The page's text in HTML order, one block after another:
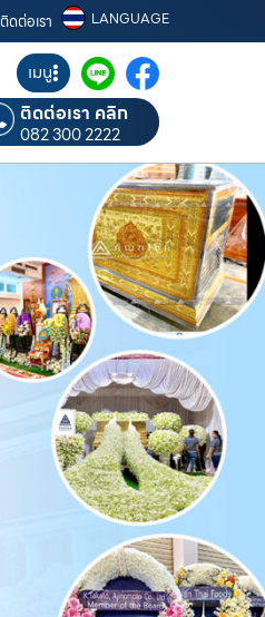
ติดต่อเรา LANGUAGE
เมนู
ติดต่อเรา คลิก
082 300 2222